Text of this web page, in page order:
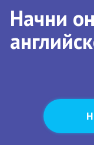
Начни